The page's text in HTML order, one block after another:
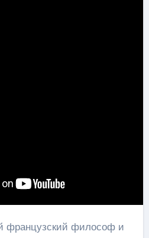
французский философ и